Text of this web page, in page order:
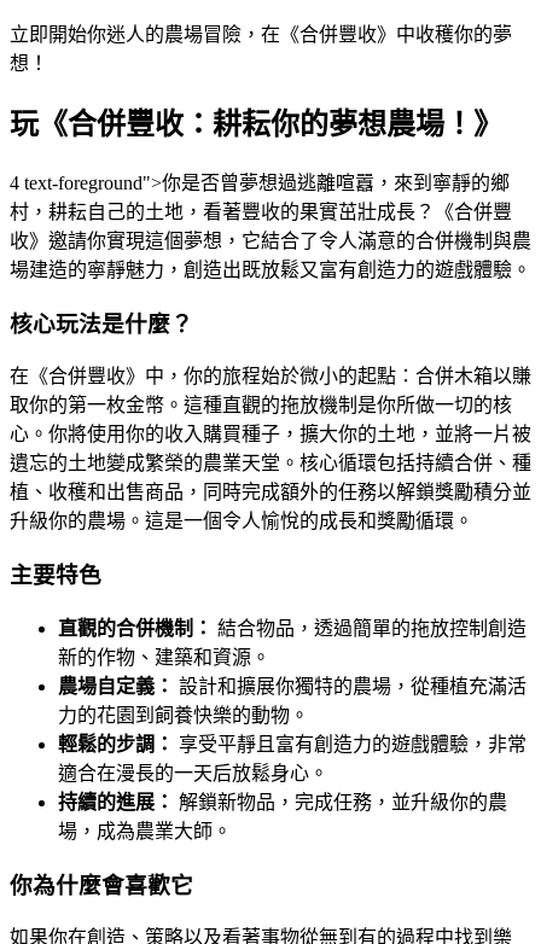
立即開始你迷人的農場冒險，在《合併豐收》中收穫你的夢
想！
玩《合併豐收：耕耘你的夢想農場！》
4 text-foreground">你是否曾夢想過逃離喧囂，來到寧靜的鄉
村，耕耘自己的土地，看著豐收的果實茁壯成長？《合併豐
收》邀請你實現這個夢想，它結合了令人滿意的合併機制與農
場建造的寧靜魅力，創造出既放鬆又富有創造力的遊戲體驗。
核心玩法是什麼？
在《合併豐收》中，你的旅程始於微小的起點：合併木箱以賺
取你的第一枚金幣。這種直觀的拖放機制是你所做一切的核
心。你將使用你的收入購買種子，擴大你的土地，並將一片被
遺忘的土地變成繁榮的農業天堂。核心循環包括持續合併、種
植、收穫和出售商品，同時完成額外的任務以解鎖獎勵積分並
升級你的農場。這是一個令人愉悅的成長和獎勵循環。
主要特色
直觀的合併機制： 結合物品，透過簡單的拖放控制創造
新的作物、建築和資源。
農場自定義： 設計和擴展你獨特的農場，從種植充滿活
力的花園到飼養快樂的動物。
輕鬆的步調： 享受平靜且富有創造力的遊戲體驗，非常
適合在漫長的一天后放鬆身心。
持續的進展： 解鎖新物品，完成任務，並升級你的農
場，成為農業大師。
你為什麼會喜歡它
如果你在創造、策略以及看著事物從無到有的過程中找到樂